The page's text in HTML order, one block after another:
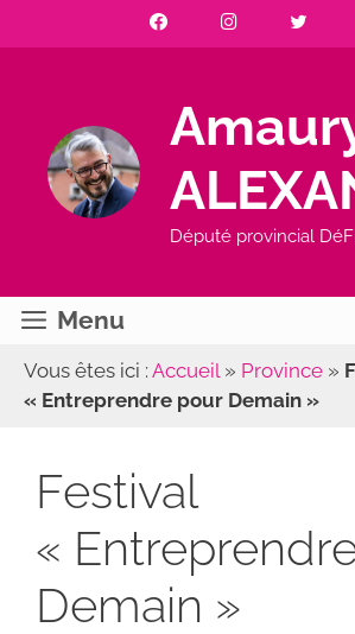
au
Député provincial
Menu
Vous êtes ici : Accueil» Province »
« Entreprendre pour Demain »
Festival
«
Demain »